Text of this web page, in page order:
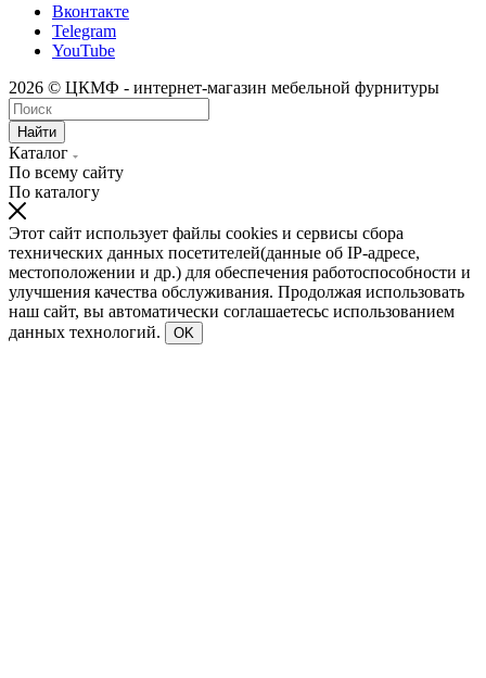
Вконтакте
Telegram
YouTube
2026 © ЦКМФ - интернет-магазин мебельной фурнитуры
Найти
Каталог
По всему сайту
По каталогу
Этот сайт использует файлы cookies и сервисы сбора
технических данных посетителей(данные об IP-адресе,
местоположении и др.) для обеспечения работоспособности и
улучшения качества обслуживания. Продолжая использовать
наш сайт, вы автоматически соглашаетесьс использованием
данных технологий.
OK